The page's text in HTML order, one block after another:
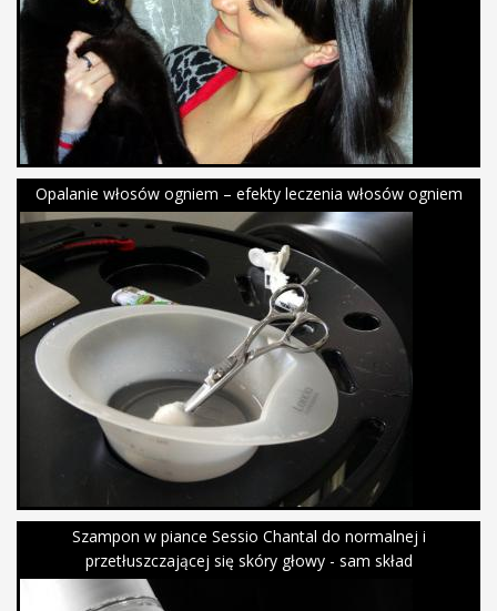
Opalanie włosów ogniem – efekty leczenia włosów ogniem
Szampon w piance Sessio Chantal do normalnej i
przetłuszczającej się skóry głowy - sam skład